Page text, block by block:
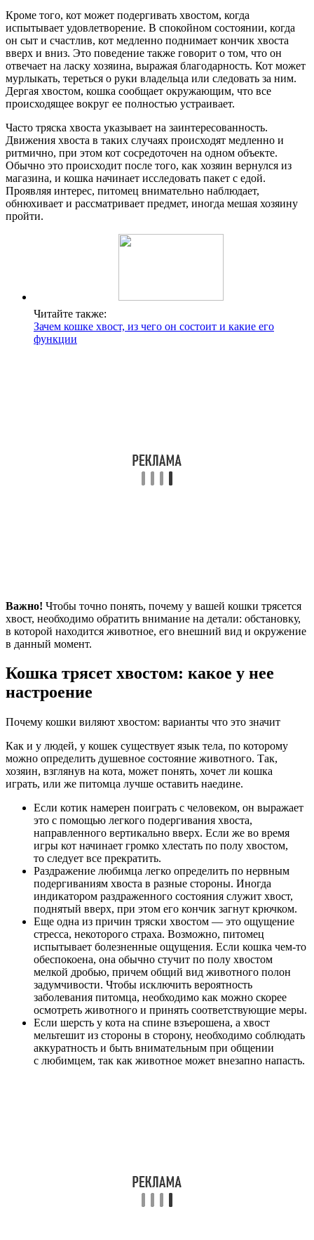
Кроме того, кот может подергивать хвостом, когда
испытывает удовлетворение. В спокойном состоянии, когда
он сыт и счастлив, кот медленно поднимает кончик хвоста
вверх и вниз. Это поведение также говорит о том, что он
отвечает на ласку хозяина, выражая благодарность. Кот может
мурлыкать, тереться о руки владельца или следовать за ним.
Дергая хвостом, кошка сообщает окружающим, что все
происходящее вокруг ее полностью устраивает.
Часто тряска хвоста указывает на заинтересованность.
Движения хвоста в таких случаях происходят медленно и
ритмично, при этом кот сосредоточен на одном объекте.
Обычно это происходит после того, как хозяин вернулся из
магазина, и кошка начинает исследовать пакет с едой.
Проявляя интерес, питомец внимательно наблюдает,
обнюхивает и рассматривает предмет, иногда мешая хозяину
пройти.
Читайте также:
Зачем кошке хвост, из чего он состоит и какие его
функции
Важно! Чтобы точно понять, почему у вашей кошки трясется
хвост, необходимо обратить внимание на детали: обстановку,
в которой находится животное, его внешний вид и окружение
в данный момент.
Кошка трясет хвостом: какое у нее
настроение
Почему кошки виляют хвостом: варианты что это значит
Как и у людей, у кошек существует язык тела, по которому
можно определить душевное состояние животного. Так,
хозяин, взглянув на кота, может понять, хочет ли кошка
играть, или же питомца лучше оставить наедине.
Если котик намерен поиграть с человеком, он выражает
это с помощью легкого подергивания хвоста,
направленного вертикально вверх. Если же во время
игры кот начинает громко хлестать по полу хвостом,
то следует все прекратить.
Раздражение любимца легко определить по нервным
подергиваниям хвоста в разные стороны. Иногда
индикатором раздраженного состояния служит хвост,
поднятый вверх, при этом его кончик загнут крючком.
Еще одна из причин тряски хвостом — это ощущение
стресса, некоторого страха. Возможно, питомец
испытывает болезненные ощущения. Если кошка чем-то
обеспокоена, она обычно стучит по полу хвостом
мелкой дробью, причем общий вид животного полон
задумчивости. Чтобы исключить вероятность
заболевания питомца, необходимо как можно скорее
осмотреть животного и принять соответствующие меры.
Если шерсть у кота на спине взъерошена, а хвост
мельтешит из стороны в сторону, необходимо соблюдать
аккуратность и быть внимательным при общении
с любимцем, так как животное может внезапно напасть.